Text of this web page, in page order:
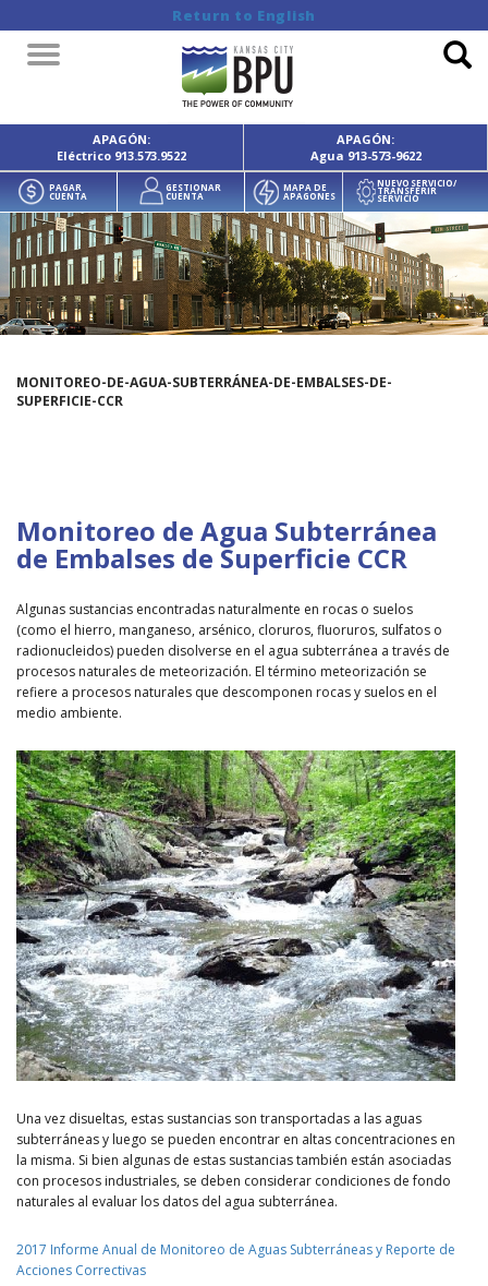
Return to English
Toggle
navigation
APAGÓN:
Eléctrico 913.573.9522
APAGÓN:
Agua 913-573-9622
PAGAR
CUENTA
GESTIONAR
CUENTA
MAPA DE
APAGONES
NUEVO SERVICIO/
TRANSFERIR
SERVICIO
MONITOREO-DE-AGUA-SUBTERRÁNEA-DE-EMBALSES-DE-
SUPERFICIE-CCR
Monitoreo de Agua Subterránea
de Embalses de Superficie CCR
Algunas sustancias encontradas naturalmente en rocas o suelos
(como el hierro, manganeso, arsénico, cloruros, fluoruros, sulfatos o
radionucleidos) pueden disolverse en el agua subterránea a través de
procesos naturales de meteorización. El término meteorización se
refiere a procesos naturales que descomponen rocas y suelos en el
medio ambiente.
Una vez disueltas, estas sustancias son transportadas a las aguas
subterráneas y luego se pueden encontrar en altas concentraciones en
la misma. Si bien algunas de estas sustancias también están asociadas
con procesos industriales, se deben considerar condiciones de fondo
naturales al evaluar los datos del agua subterránea.
2017 Informe Anual de Monitoreo de Aguas Subterráneas y Reporte de
Acciones Correctivas